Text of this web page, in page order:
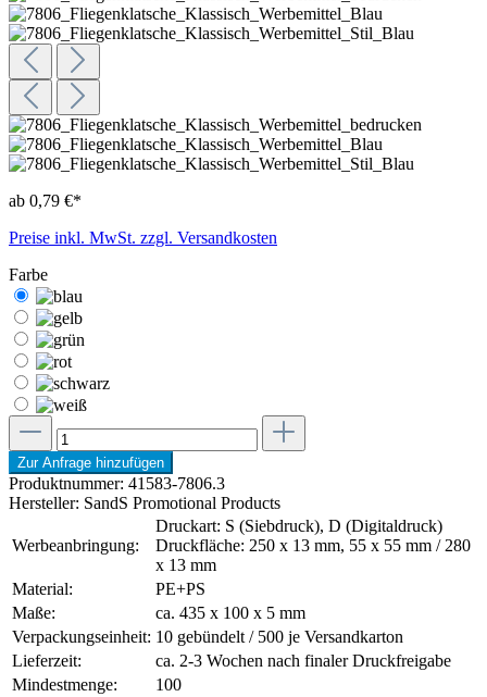
ab 0,79 €*
Preise inkl. MwSt. zzgl. Versandkosten
Farbe
Zur Anfrage hinzufügen
Produktnummer: 41583-7806.3
Hersteller: SandS Promotional Products
Werbeanbringung:
Druckart: S (Siebdruck), D (Digitaldruck)
Druckfläche: 250 x 13 mm, 55 x 55 mm / 280
x 13 mm
Material:
PE+PS
Maße:
ca. 435 x 100 x 5 mm
Verpackungseinheit: 10 gebündelt / 500 je Versandkarton
Lieferzeit:
ca. 2-3 Wochen nach finaler Druckfreigabe
Mindestmenge:
100